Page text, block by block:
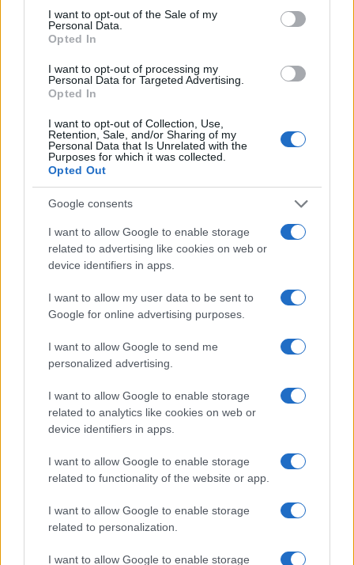
consent section.
I want to opt-out of the Sale of my
Personal Data.
Opted In
I want to opt-out of processing my
Personal Data for Targeted Advertising.
Opted In
I want to opt-out of Collection, Use,
Retention, Sale, and/or Sharing of my
Personal Data that Is Unrelated with the
Purposes for which it was collected.
Opted Out
Google consents
I want to allow Google to enable storage
related to advertising like cookies on web or
device identifiers in apps.
I want to allow my user data to be sent to
Google for online advertising purposes.
I want to allow Google to send me
personalized advertising.
I want to allow Google to enable storage
related to analytics like cookies on web or
device identifiers in apps.
I want to allow Google to enable storage
related to functionality of the website or app.
I want to allow Google to enable storage
related to personalization.
I want to allow Google to enable storage
daGoogle News
Condividi l'articolo
F
a
ce
b
o
o
k
T
w
it
te
r
Pi
n
te
re
st
W
at
s
A
p
p
S
a
re
Articolo precedente
Prossimo articolo
NOTIZIE RECENTI
Controlli rafforzati in Costa Smeralda, 20
arresti e 135 denunce
Tre milioni di euro dalla Provincia Gallura per
nuove aule nelle scuole di Olbia
Incidente sulla provinciale 125, paura tra Olbia e
Arzachena